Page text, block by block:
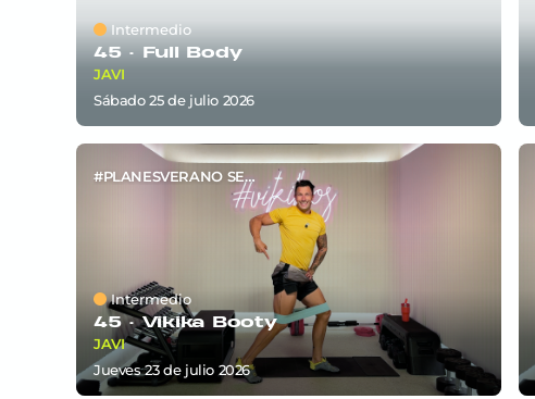
Intermedio
45 · Full Body
JAVI
sábado 25de julio 2026
#PLANESVERANO SEM4
Intermedio
45 ·Vikika Booty
JAVI
jueves 23de julio 2026